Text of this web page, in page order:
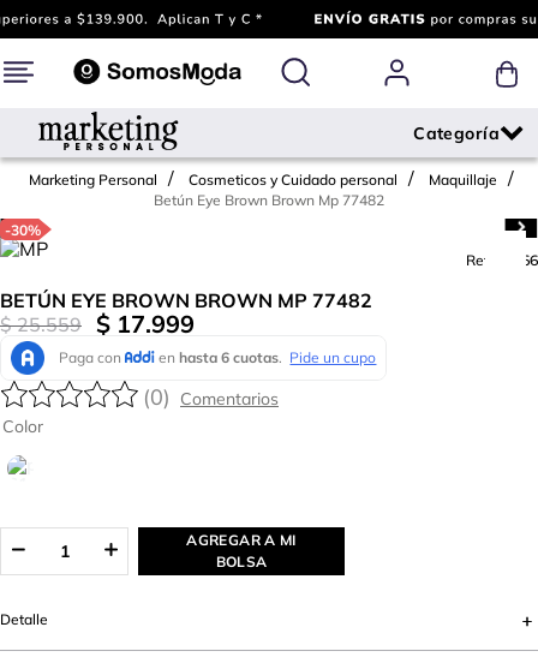
Marketing Personal Cosmeticos y Cuidado personal
Maquillaje
Betún Eye Brown Brown Mp 77482
-30%
Ref.
611366
BETÚN EYE BROWN BROWN MP 77482
$ 25.559 $ 17.999
(0)
Color
AGREGAR A MI
BOLSA
Detalle